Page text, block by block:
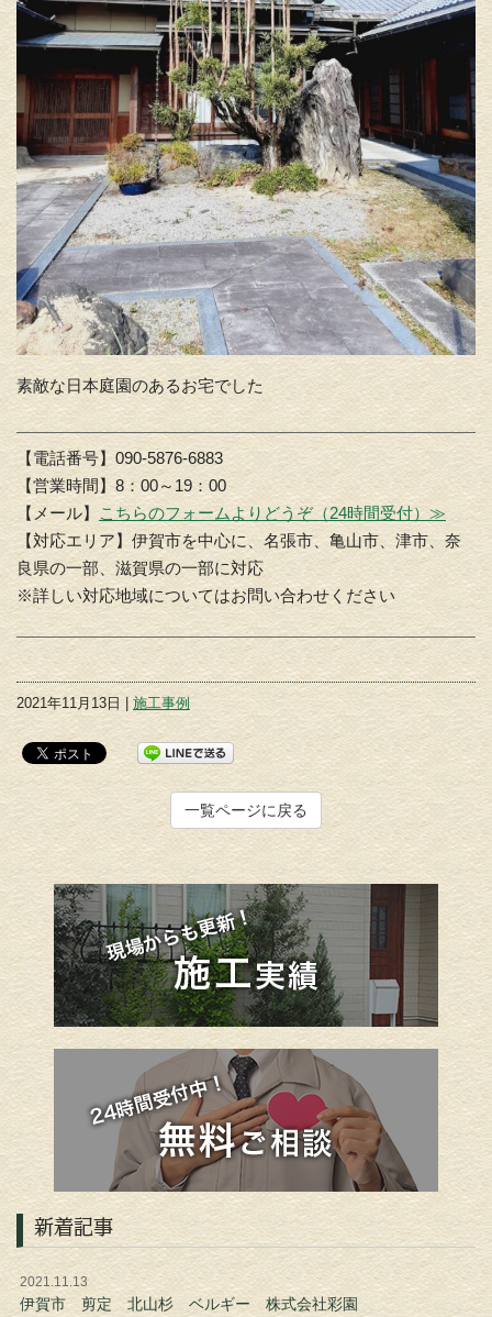
素敵な日本庭園のあるお宅でした
【電話番号】090-5876-6883
【営業時間】8：00～19：00
【メール】
こちらのフォームよりどうぞ（24時間受付）≫
【対応エリア】伊賀市を中心に、名張市、亀山市、津市、奈
良県の一部、滋賀県の一部に対応
※詳しい対応地域についてはお問い合わせください
2021年11月13日 | 施工事例
一覧ページに戻る
新着記事
2021.11.13
伊賀市 剪定 北山杉 ベルギー 株式会社彩園